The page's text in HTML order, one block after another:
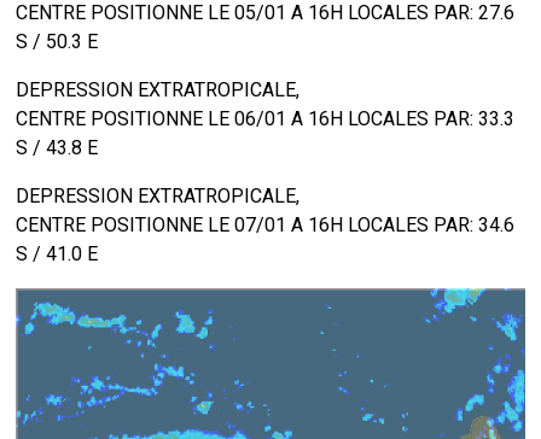
CENTRE POSITIONNE LE 05/01 A 16H LOCALES PAR: 27.6
S / 50.3 E
DEPRESSION EXTRATROPICALE,
CENTRE POSITIONNE LE 06/01 A 16H LOCALES PAR: 33.3
S / 43.8 E
DEPRESSION EXTRATROPICALE,
CENTRE POSITIONNE LE 07/01 A 16H LOCALES PAR: 34.6
S / 41.0 E